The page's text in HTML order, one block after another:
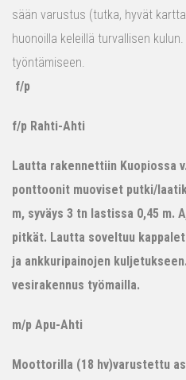
sään varustus (tutka, hyvät
huonoilla keleillä turvallisen
työntämiseen.
f/p
f/p Rahti-Ahti
Lautta rakennettiin Kuopiossa
ponttoonit muoviset putki/
m, syväys 3 tn lastissa 0,45 m.
pitkät. Lautta soveltuu
ja ankkuripainojen
vesirakennus työmailla.
m/p Apu-Ahti
Moottorilla (18 hv)varustettu